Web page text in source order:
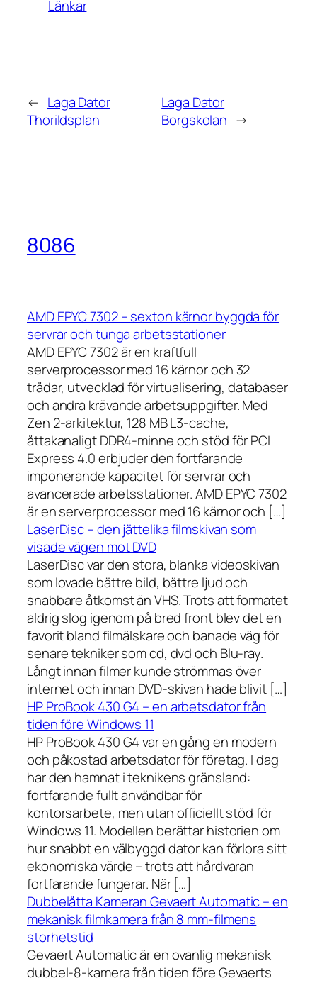
Länkar
← Laga Dator
Thorildsplan
Laga Dator
Borgskolan →
8086
AMD EPYC 7302 – sexton kärnor byggda för
servrar och tunga arbetsstationer
AMD EPYC 7302 är en kraftfull
serverprocessor med 16 kärnor och 32
trådar, utvecklad för virtualisering, databaser
och andra krävande arbetsuppgifter. Med
Zen 2-arkitektur, 128 MB L3-cache,
åttakanaligt DDR4-minne och stöd för PCI
Express 4.0 erbjuder den fortfarande
imponerande kapacitet för servrar och
avancerade arbetsstationer. AMD EPYC 7302
är en serverprocessor med 16 kärnor och […]
LaserDisc – den jättelika filmskivan som
visade vägen mot DVD
LaserDisc var den stora, blanka videoskivan
som lovade bättre bild, bättre ljud och
snabbare åtkomst än VHS. Trots att formatet
aldrig slog igenom på bred front blev det en
favorit bland filmälskare och banade väg för
senare tekniker som cd, dvd och Blu-ray.
Långt innan filmer kunde strömmas över
internet och innan DVD-skivan hade blivit […]
HP ProBook 430 G4 – en arbetsdator från
tiden före Windows 11
HP ProBook 430 G4 var en gång en modern
och påkostad arbetsdator för företag. I dag
har den hamnat i teknikens gränsland:
fortfarande fullt användbar för
kontorsarbete, men utan officiellt stöd för
Windows 11. Modellen berättar historien om
hur snabbt en välbyggd dator kan förlora sitt
ekonomiska värde – trots att hårdvaran
fortfarande fungerar. När […]
Dubbelåtta Kameran Gevaert Automatic – en
mekanisk filmkamera från 8 mm-filmens
storhetstid
Gevaert Automatic är en ovanlig mekanisk
dubbel-8-kamera från tiden före Gevaerts